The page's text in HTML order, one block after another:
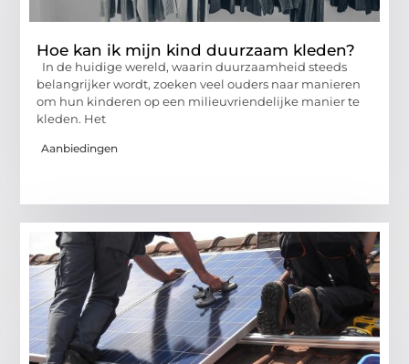
Hoe kan ik mijn kind duurzaam kleden?
In de huidige wereld, waarin duurzaamheid steeds
belangrijker wordt, zoeken veel ouders naar manieren
om hun kinderen op een milieuvriendelijke manier te
kleden. Het
Aanbiedingen